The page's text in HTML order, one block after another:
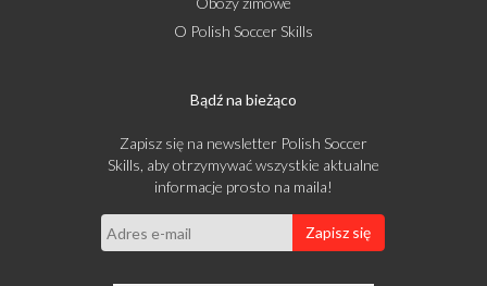
O Polish Soccer Skills
Bądź na bieżąco
Zapisz się na newsletter Polish Soccer
Skills, aby otrzymywać wszystkie aktualne
informacje prosto na maila!
Zapisz się